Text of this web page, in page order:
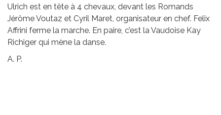
Ulrich est en tête à 4 chevaux, devant les Romands
Jérôme Voutaz et Cyril Maret, organisateur en chef. Felix
Affrini ferme la marche. En paire, c’est la Vaudoise Kay
Richiger qui mène la danse.
A. P.